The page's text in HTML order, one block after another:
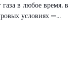
в любое время, в
условиях —